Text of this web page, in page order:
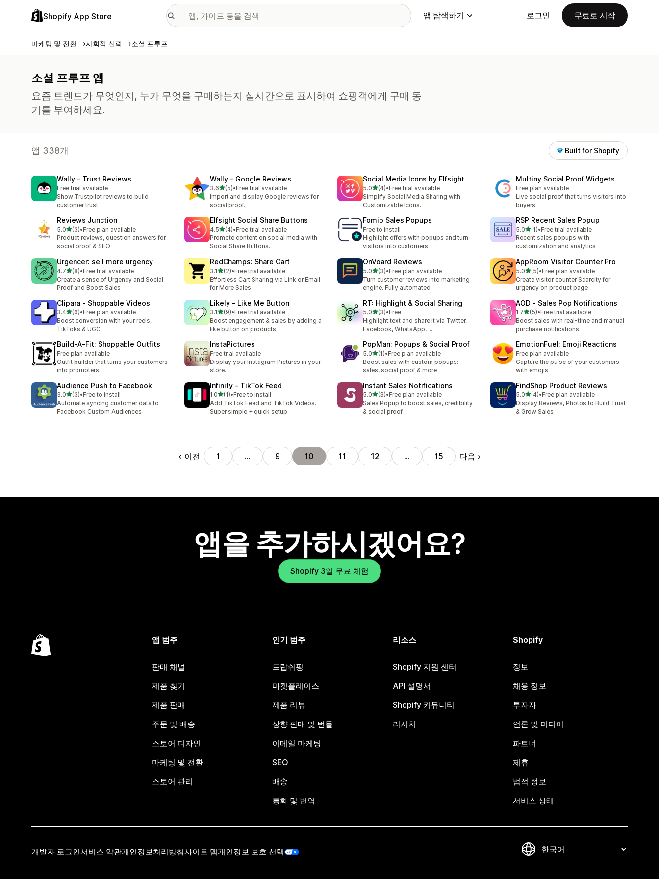
Shopify App Store 앱 탐색하기 로그인 무료로 시작
마케팅 및 전환 사회적 신뢰 소셜 프루프
소셜 프루프 앱
요즘 트렌드가 무엇인지, 누가 무엇을 구매하는지 실시간으로 표시하여 쇼핑객에게 구매 동
기를 부여하세요.
앱 338개 Built for Shopify
Wally – Trust Reviews
Free trial available
Show Trustpilot reviews to build
customer trust.
Wally – Google Reviews
3.6별 5개 중
(5)
총 리뷰 5개
•Free trial available
Import and display Google reviews for
social proof.
Social Media Icons by Elfsight
5.0별 5개 중
(4)
총 리뷰 4개
•Free trial available
Simplify Social Media Sharing with
Customizable Icons.
Multiny Social Proof Widgets
Free plan available
Live social proof that turns visitors into
buyers.
Reviews Junction
5.0별 5개 중
(3)
총 리뷰 3개
•Free plan available
Product reviews, question answers for
social proof & SEO
Elfsight Social Share Buttons
4.5별 5개 중
(4)
총 리뷰 4개
•Free trial available
Promote content on social media with
Social Share Buttons.
Fomio Sales Popups
Free to install
Highlight offers with popups and turn
visitors into customers
RSP Recent Sales Popup
5.0별 5개 중
(1)
총 리뷰 1개
•Free trial available
Recent sales popups with
customization and analytics
Urgencer: sell more urgency
4.7별 5개 중
(8)
총 리뷰 8개
•Free trial available
Create a sense of Urgency and Social
Proof and Boost Sales
RedChamps: Share Cart
3.1별 5개 중
(2)
총 리뷰 2개
•Free trial available
Effortless Cart Sharing via Link or Email
for More Sales
OnVoard Reviews
5.0별 5개 중
(3)
총 리뷰 3개
•Free plan available
Turn customer reviews into marketing
engine. Fully automated.
AppRoom Visitor Counter Pro
5.0별 5개 중
(5)
총 리뷰 5개
•Free plan available
Create visitor counter Scarcity for
urgency on product page
Clipara ‑ Shoppable Videos
3.4별 5개 중
(6)
총 리뷰 6개
•Free plan available
Boost conversion with your reels,
TikToks & UGC
Likely ‑ Like Me Button
3.1별 5개 중
(9)
총 리뷰 9개
•Free trial available
Boost engagement & sales by adding a
like button on products
RT: Highlight & Social Sharing
5.0별 5개 중
(3)
총 리뷰 3개
•Free
Highlight text and share it via Twitter,
Facebook, WhatsApp, …
AOD ‑ Sales Pop Notifications
1.7별 5개 중
(5)
총 리뷰 5개
•Free trial available
Boost sales with real-time and manual
purchase notifications.
Build‑A‑Fit: Shoppable Outfits
Free plan available
Outfit builder that turns your customers
into promoters.
InstaPictures
Free trial available
Display your Instagram Pictures in your
store.
PopMan: Popups & Social Proof
5.0별 5개 중
(1)
총 리뷰 1개
•Free plan available
Boost sales with custom popups:
sales, social proof & more
EmotionFuel: Emoji Reactions
Free plan available
Capture the pulse of your customers
with emojis.
Audience Push to Facebook
3.0별 5개 중
(3)
총 리뷰 3개
•Free to install
Automate syncing customer data to
Facebook Custom Audiences
Infinity ‑ TikTok Feed
1.0별 5개 중
(1)
총 리뷰 1개
•Free to install
Add TikTok Feed and TikTok Videos.
Super simple + quick setup.
Instant Sales Notifications
5.0별 5개 중
(3)
총 리뷰 3개
•Free plan available
Sales Popup to boost sales, credibility
& social proof
FindShop Product Reviews
5.0별 5개 중
(4)
총 리뷰 4개
•Free plan available
Display Reviews, Photos to Build Trust
& Grow Sales
이전 1 … 9 10 11 12 … 15 다음
앱을 추가하시겠어요?
Shopify 3일 무료 체험
앱 범주
판매 채널
제품 찾기
제품 판매
주문 및 배송
스토어 디자인
마케팅 및 전환
스토어 관리
인기 범주
드랍쉬핑
마켓플레이스
제품 리뷰
상향 판매 및 번들
이메일 마케팅
SEO
배송
통화 및 번역
리소스
Shopify 지원 센터
API 설명서
Shopify 커뮤니티
리서치
Shopify
정보
채용 정보
투자자
언론 및 미디어
파트너
제휴
법적 정보
서비스 상태
개발자 로그인서비스 약관개인정보처리방침사이트 맵개인정보 보호 선택